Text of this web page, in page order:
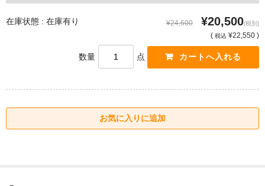
在庫状態 : 在庫有り ¥24,600 ¥20,500(税別)
( 税込 ¥22,550 )
数量 点